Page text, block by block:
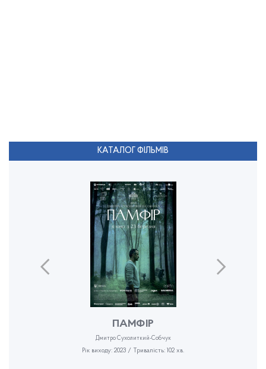
КАТАЛОГ ФІЛЬМІВ
ПАМФІР
Дмитро Сухолиткий-Собчук
Рік виходу: 2023 / Тривалість: 102 хв.